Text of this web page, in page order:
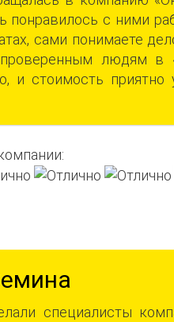
понравилось с ними
сами понимаете
людям в
и стоимость
специалисты